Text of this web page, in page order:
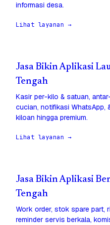
informasi desa.
Lihat layanan →
Jasa Bikin Aplikasi
Tengah
Kasir per-kilo & satuan,
cucian, notifikasi WhatsApp,
kiloan hingga premium.
Lihat layanan →
Jasa Bikin Aplikasi
Tengah
Work order, stok spare part,
reminder servis berkala,